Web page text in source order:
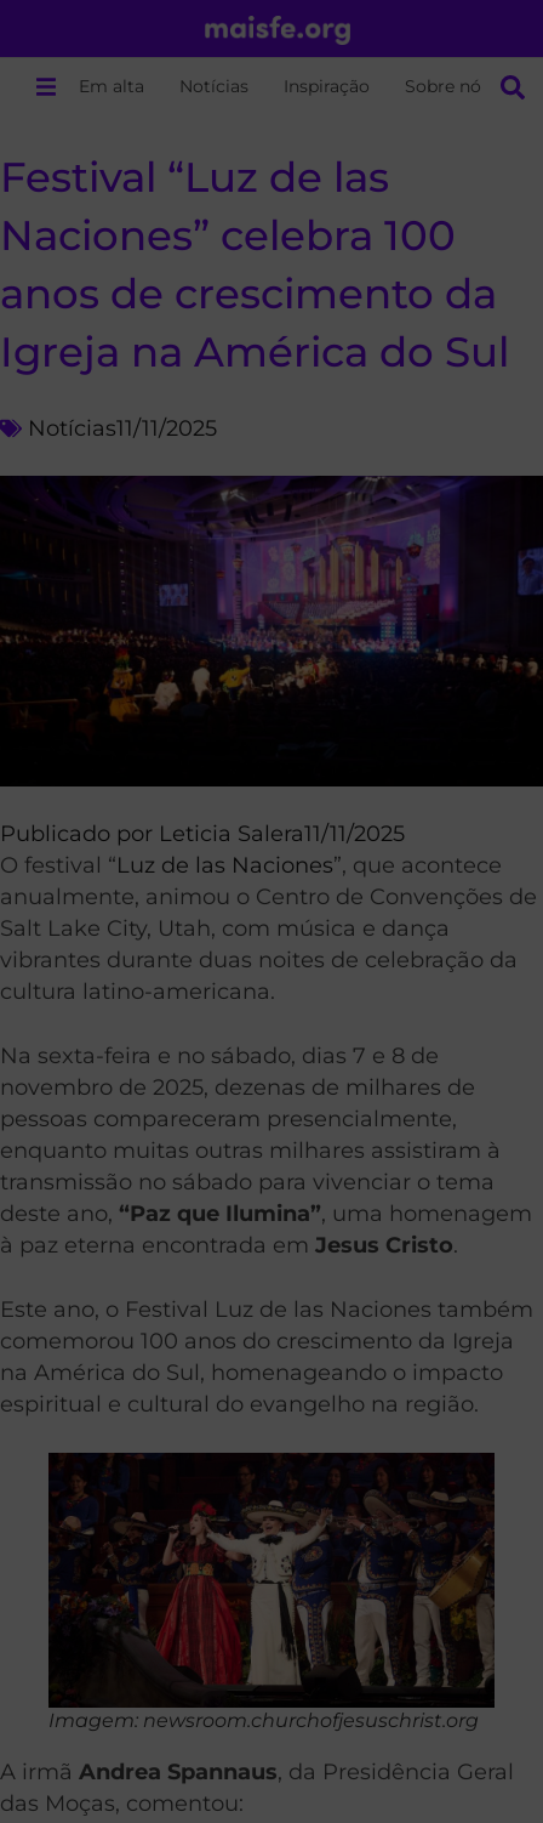
Em alta Notícias Inspiração Sobre nós
Festival “Luz de las
Naciones” celebra 100
anos de crescimento da
Igreja na América do Sul
Notícias11/11/2025
Publicado por Leticia Salera11/11/2025
O festival “Luz de las Naciones”, que acontece
anualmente, animou o Centro de Convenções de
Salt Lake City, Utah, com música e dança
vibrantes durante duas noites de celebração da
cultura latino-americana.
Na sexta-feira e no sábado, dias 7 e 8 de
novembro de 2025, dezenas de milhares de
pessoas compareceram presencialmente,
enquanto muitas outras milhares assistiram à
transmissão no sábado para vivenciar o tema
deste ano, “Paz que Ilumina”, uma homenagem
à paz eterna encontrada em Jesus Cristo.
Este ano, o Festival Luz de las Naciones também
comemorou 100 anos do crescimento da Igreja
na América do Sul, homenageando o impacto
espiritual e cultural do evangelho na região.
Imagem: newsroom.churchofjesuschrist.org
A irmã Andrea Spannaus, da Presidência Geral
das Moças, comentou: